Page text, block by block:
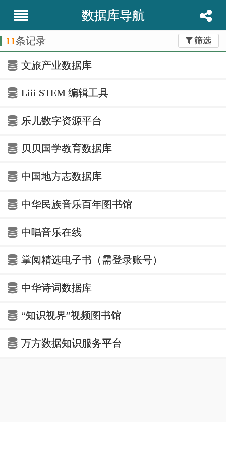
数据库导航
11条记录 筛选
文旅产业数据库
Liii STEM 编辑工具
乐儿数字资源平台
贝贝国学教育数据库
中国地方志数据库
中华民族音乐百年图书馆
中唱音乐在线
掌阅精选电子书（需登录账号）
中华诗词数据库
“知识视界”视频图书馆
万方数据知识服务平台